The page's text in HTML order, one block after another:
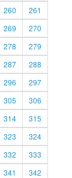
260
261
269
270
278
279
287
288
296
297
305
306
314
315
323
324
332
333
341 342